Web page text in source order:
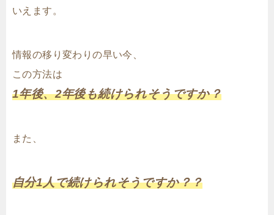
いえます。
情報の移り変わりの早い今、
この方法は
1年後、2年後も続けられそうですか？
また、
自分1人で続けられそうですか？？